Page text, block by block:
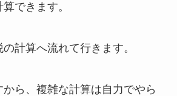
できます。
計算へ流れて行きます。
ら、複雑な計算は自力でやら